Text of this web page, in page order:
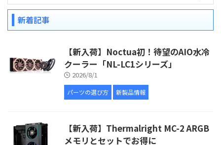
新着記事
【新入荷】Noctua初！待望のAIO水冷
クーラー「NL-LC1シリーズ」
2026/8/1
パーツの選び方 新製品情報
【新入荷】Thermalright MC-2 ARGB
メモリとセットでお得に